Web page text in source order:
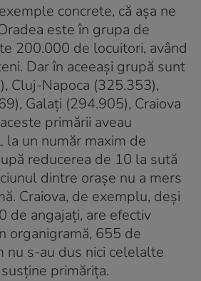
concrete, că așa ne
este în grupa de
200.000 de locuitori, având
Dar în aceeași grupă sunt
Cluj-Napoca (325.353),
Galați (294.905), Craiova
primării aveau
la un număr maxim de
reducerea de 10 la sută
dintre orașe nu a mers
Craiova, de exemplu, deși
de angajați, are efectiv
organigramă, 655 de
nu s-au dus nici celelalte
primărița.